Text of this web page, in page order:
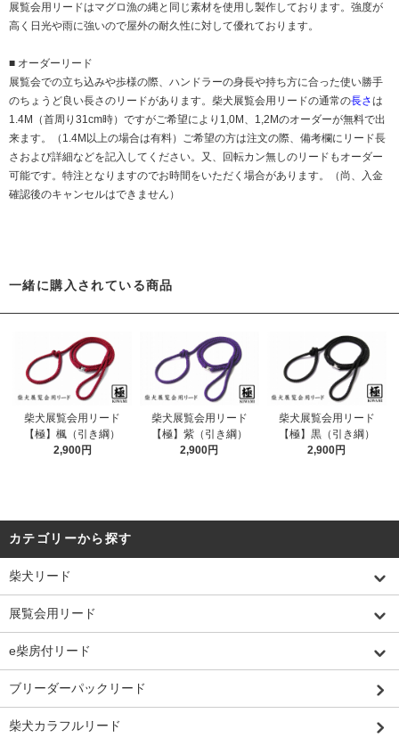
展覧会用リードはマグロ漁の縄と同じ素材を使用し製作しております。強度が
高く日光や雨に強いので屋外の耐久性に対して優れております。
■ オーダーリード
展覧会での立ち込みや歩様の際、ハンドラーの身長や持ち方に合った使い勝手
のちょうど良い長さのリードがあります。柴犬展覧会用リードの通常の長さは
1.4M（首周り31cm時）ですがご希望により1,0M、1,2Mのオーダーが無料で出
来ます。（1.4M以上の場合は有料）ご希望の方は注文の際、備考欄にリード長
さおよび詳細などを記入してください。又、回転カン無しのリードもオーダー
可能です。特注となりますのでお時間をいただく場合があります。（尚、入金
確認後のキャンセルはできません）
一緒に購入されている商品
柴犬展覧会用リード
【極】楓（引き綱）
2,900円
柴犬展覧会用リード
【極】紫（引き綱）
2,900円
柴犬展覧会用リード
【極】黒（引き綱）
2,900円
カテゴリーから探す
柴犬リード
展覧会用リード
e柴房付リード
ブリーダーパックリード
柴犬カラフルリード